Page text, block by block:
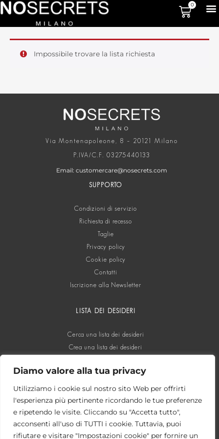
Diamo valore alla tua privacy
Utilizziamo i cookie sul nostro sito Web per offrirti
l'esperienza più pertinente ricordando le tue preferenze
e ripetendo le visite. Cliccando su "Accetta tutto",
acconsenti all'uso di TUTTI i cookie. Tuttavia, puoi
rifiutare e visitare "Impostazioni cookie" per fornire un
0
Impossibile trovare la lista richiesta
Via Montenapoleone, 8 – 20121 Milano
P.IVA/C.F. 03275440133
Email: customercare@nosecrets.com
SUPPORTO
Condizioni di servizio
Richiesta di recesso
Taglie
Privacy policy
Cookie policy
Contatti
Iscrizione alla Newsletter
LISTA DEI DESIDERI
Cerca una lista dei desideri
Crea una lista dei desideri
SOCIAL